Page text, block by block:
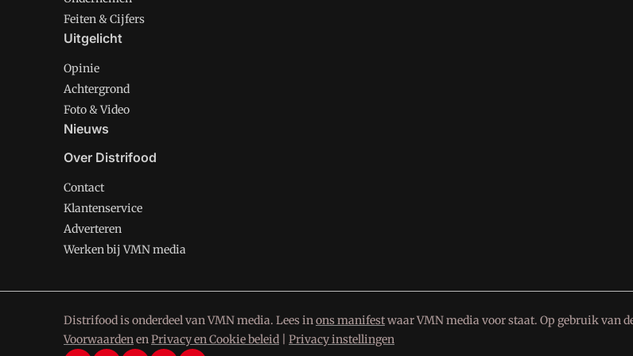
Feiten & Cijfers
Uitgelicht
Opinie
Achtergrond
Foto & Video
Nieuws
Over Distrifood
Contact
Klantenservice
Adverteren
Werken bij VMN media
Distrifood is onderdeel van VMN media. Lees inons manifestwaar VMN media voor staat. Op gebruik van
VoorwaardenenPrivacy en Cookie beleid Privacy instellingen